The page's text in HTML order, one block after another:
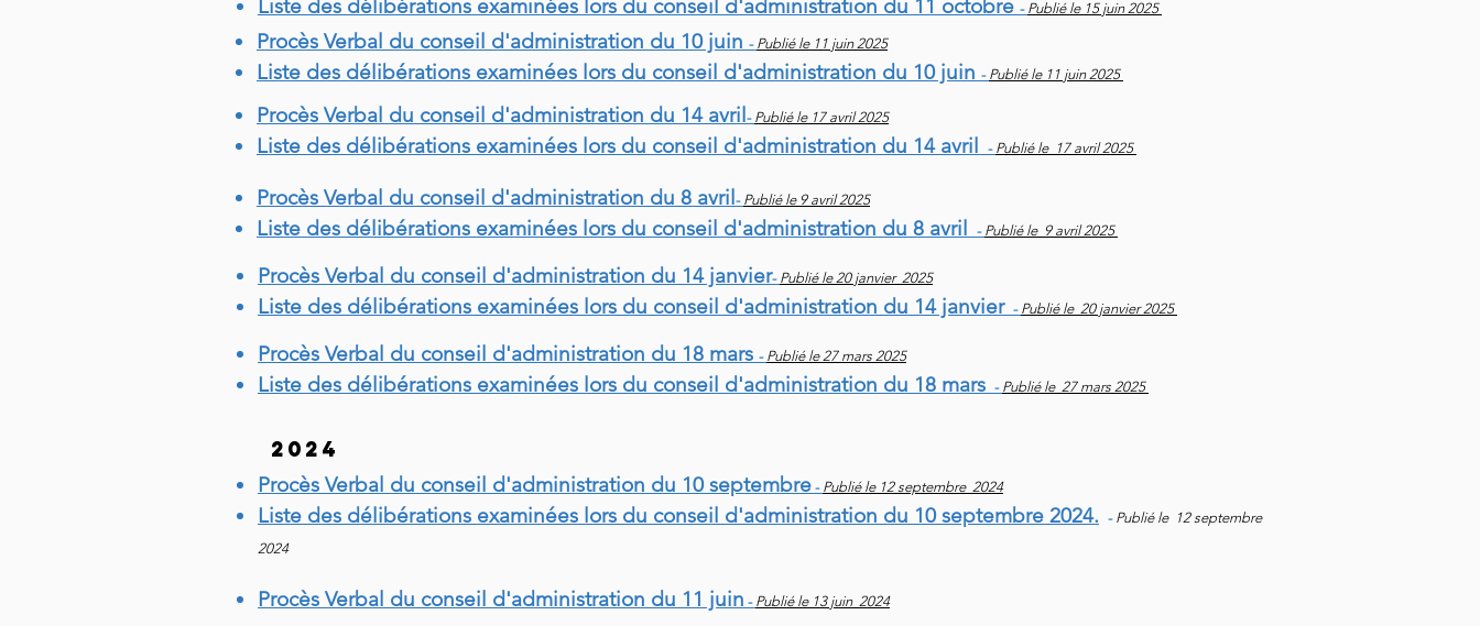
Liste des délibérations examinées lors du conseil d'administration du 11 octobre - Publié le 15 juin 2025
Procès Verbal du conseil d'administration du 10 juin - Publié le 11 juin 2025
Liste des délibérations examinées lors du conseil d'administration du 10 juin - Publié le 11 juin 2025
Procès Verbal du conseil d'administration du 14 avril- Publié le 17 avril 2025
Liste des délibérations examinées lors du conseil d'administration du 14 avril - Publié le 17 avril 2025
Procès Verbal du conseil d'administration du 8 avril- Publié le 9 avril 2025
Liste des délibérations examinées lors du conseil d'administration du 8 avril - Publié le 9 avril 2025
Procès Verbal du conseil d'administration du 14 janvier- Publié le 20 janvier 2025
Liste des délibérations examinées lors du conseil d'administration du 14 janvier - Publié le 20 janvier 2025
Procès Verbal du conseil d'administration du 18 mars - Publié le 27 mars 2025
Liste des délibérations examinées lors du conseil d'administration du 18 mars - Publié le 27 mars 2025
2024
Procès Verbal du conseil d'administration du 10 septembre - Publié le 12 septembre 2024
Liste des délibérations examinées lors du conseil d'administration du 10 septembre 2024. - Publié le 12 septembre
2024
Procès Verbal du conseil d'administration du 11 juin - Publié le 13 juin 2024